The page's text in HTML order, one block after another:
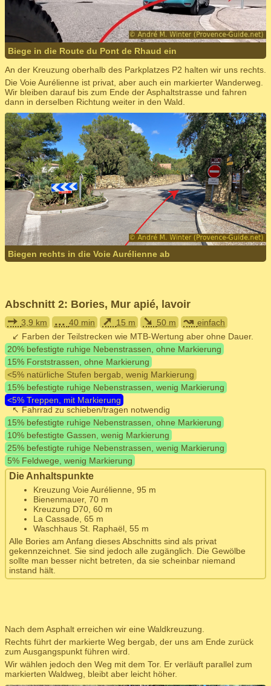
Biege in die Route du Pont de Rhaud ein
An der Kreuzung oberhalb des Parkplatzes P2 halten wir uns rechts.
Die Voie Aurélienne ist privat, aber auch ein markierter Wanderweg.
Wir bleiben darauf bis zum Ende der Asphaltstrasse und fahren
dann in derselben Richtung weiter in den Wald.
Biegen rechts in die Voie Aurélienne ab
Abschnitt 2: Bories, Mur apié, lavoir
➙3,9 km ...40 min ➚15 m ➘50 m ↝einfach
↙ Farben der Teilstrecken wie MTB-Wertung aber ohne Dauer.
20% befestigte ruhige Nebenstrassen, ohne Markierung
15% Forststrassen, ohne Markierung
<5% natürliche Stufen bergab, wenig Markierung
15% befestigte ruhige Nebenstrassen, wenig Markierung
<5% Treppen, mit Markierung
↖ Fahrrad zu schieben/tragen notwendig
15% befestigte ruhige Nebenstrassen, ohne Markierung
10% befestigte Gassen, wenig Markierung
25% befestigte ruhige Nebenstrassen, wenig Markierung
5% Feldwege, wenig Markierung
Die Anhaltspunkte
Kreuzung Voie Aurélienne, 95 m
Bienenmauer, 70 m
Kreuzung D70, 60 m
La Cassade, 65 m
Waschhaus St. Raphaël, 55 m
Alle Bories am Anfang dieses Abschnitts sind als privat
gekennzeichnet. Sie sind jedoch alle zugänglich. Die Gewölbe
sollte man besser nicht betreten, da sie scheinbar niemand
instand hält.
Nach dem Asphalt erreichen wir eine Waldkreuzung.
Rechts führt der markierte Weg bergab, der uns am Ende zurück
zum Ausgangspunkt führen wird.
Wir wählen jedoch den Weg mit dem Tor. Er verläuft parallel zum
markierten Waldweg, bleibt aber leicht höher.